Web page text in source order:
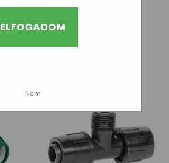
ELFOGADOM
Nem
SZŰRÉS